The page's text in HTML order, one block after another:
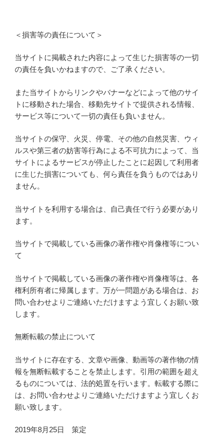
＜損害等の責任について＞
当サイトに掲載された内容によって生じた損害等の一切
の責任を負いかねますので、ご了承ください。
また当サイトからリンクやバナーなどによって他のサイ
トに移動された場合、移動先サイトで提供される情報、
サービス等について一切の責任も負いません。
当サイトの保守、火災、停電、その他の自然災害、ウィ
ルスや第三者の妨害等行為による不可抗力によって、当
サイトによるサービスが停止したことに起因して利用者
に生じた損害についても、何ら責任を負うものではあり
ません。
当サイトを利用する場合は、自己責任で行う必要があり
ます。
当サイトで掲載している画像の著作権や肖像権等につい
て
当サイトで掲載している画像の著作権や肖像権等は、各
権利所有者に帰属します。万が一問題がある場合は、お
問い合わせよりご連絡いただけますよう宜しくお願い致
します。
無断転載の禁止について
当サイトに存在する、文章や画像、動画等の著作物の情
報を無断転載することを禁止します。引用の範囲を超え
るものについては、法的処置を行います。転載する際に
は、お問い合わせよりご連絡いただけますよう宜しくお
願い致します。
2019年8月25日 策定